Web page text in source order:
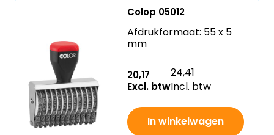
Colop 05012
Afdrukformaat: 55 x 5
mm
20,17
Excl. btw
24,41
Incl. btw
In winkelwagen